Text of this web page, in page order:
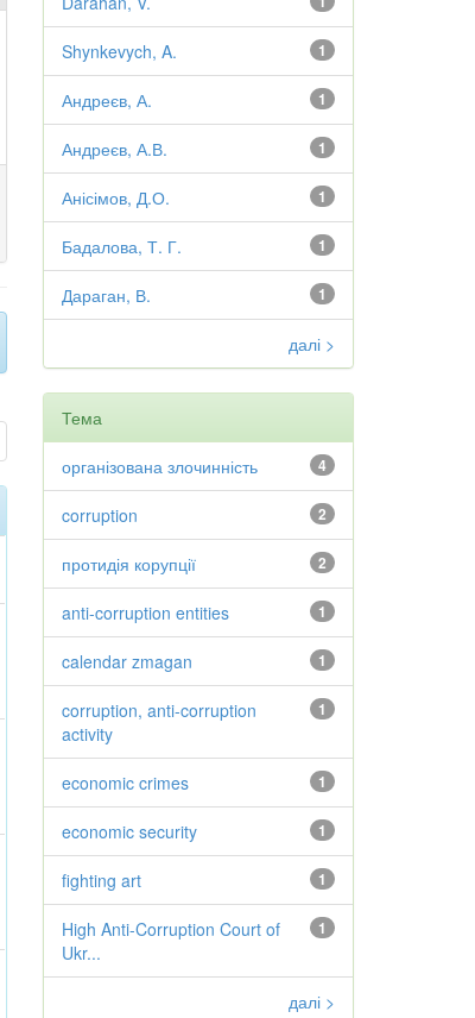
1
Shynkevych, A.
1
Андреєв, А.
1
Андреєв, А.В.
1
Анісімов, Д.О.
1
Бадалова, Т. Г.
1
Дараган, В.
далі >
Тема
4
організована злочинність
2
corruption
2
протидія корупції
1
anti-corruption entities
1
calendar zmagan
1
corruption, anti-corruption
activity
1
economic crimes
1
economic security
1
fighting art
1
High Anti-Corruption Court of
Ukr...
далі >